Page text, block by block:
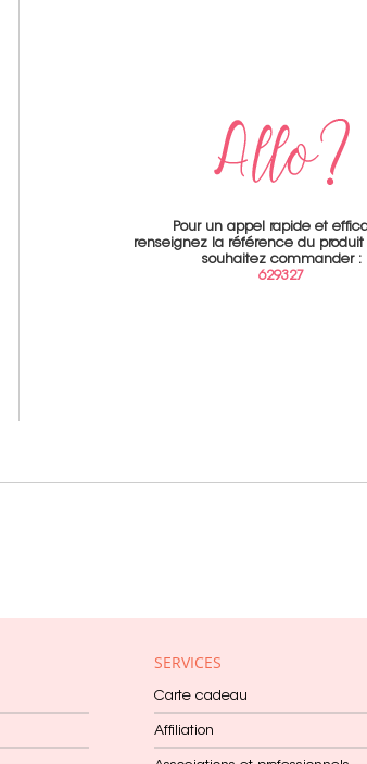
Pour un appel rapide et
renseignez la référence du produit
souhaitez commander :
629327
SERVICES
Carte cadeau
Affiliation